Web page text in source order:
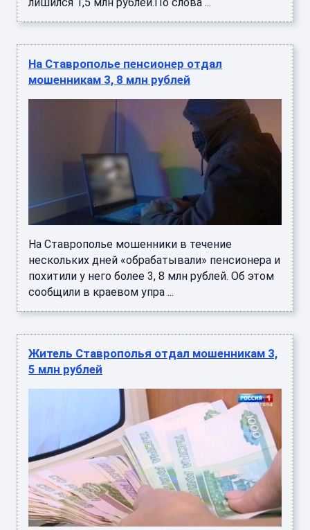
На Ставрополье пенсионер отдал
мошенникам 3, 8 млн рублей
На Ставрополье мошенники в течение
нескольких дней «обрабатывали» пенсионера и
похитили у него более 3, 8 млн рублей. Об этом
сообщили в краевом упра ...
Житель Ставрополья отдал мошенникам 3,
5 млн рублей